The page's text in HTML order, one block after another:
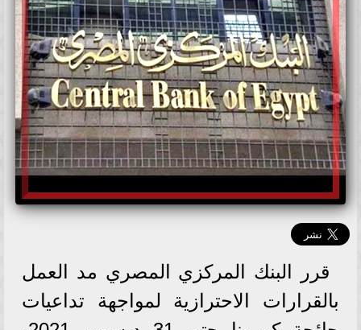
قرر البنك المركزي المصري مد العمل
بالقرارات الاحترازية لمواجهة تداعيات